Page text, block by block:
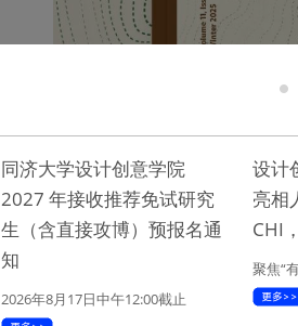
1
同济大学设计创意学院
2027 年接收推荐免试研究
生（含直接攻博）预报名通
知
2026年8月17日中午12:00截止
设计
亮相
CHI
聚焦“